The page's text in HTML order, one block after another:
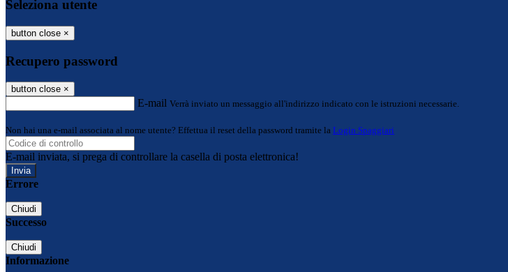
Seleziona utente
button close ×
Recupero password
button close ×
E-mail Verrà inviato un messaggio all'indirizzo indicato con le istruzioni necessarie.
Non hai una e-mail associata al nome utente? Effettua il reset della password tramite la Login Spaggiari
E-mail inviata, si prega di controllare la casella di posta elettronica!
Errore
Chiudi
Successo
Chiudi
Informazione